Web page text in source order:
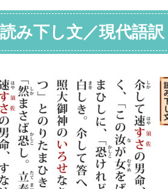
み下し文／現代語訳